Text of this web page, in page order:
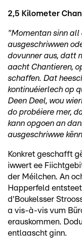
2,5 Kilometer
"Momentan sinn all
ausgeschriwwen
dovunner aus, datt
aacht Chantieren,
schaffen. Dat
kontinuéierlech op
Deen Deel, wou
do probéiere mer,
kann opgoen an
ausgeschriwwe
Konkret geschafft
iwwert ee
der Méilchen. An
Happerfeld
d'Boukelsser
a vis-à-vis vum
erauskommen.
entlaascht ginn.